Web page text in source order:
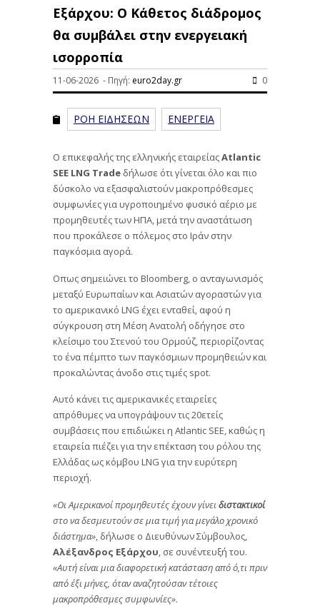
Εξάρχου: O Κάθετος διάδρομος
θα συμβάλει στην ενεργειακή
ισορροπία
11-06-2026 - Πηγή: euro2day.gr 0
ΡΟΗ ΕΙΔΗΣΕΩΝ ΕΝΕΡΓΕΙΑ
Ο επικεφαλής της ελληνικής εταιρείαςAtlantic
SEE LNG Trade δήλωσε ότι γίνεται όλο και πιο
δύσκολο να εξασφαλιστούν μακροπρόθεσμες
συμφωνίες για υγροποιημένο φυσικό αέριο με
προμηθευτές των ΗΠΑ, μετά την αναστάτωση
που προκάλεσε ο πόλεμος στο Ιράν στην
παγκόσμια αγορά.
Οπως σημειώνει το Bloomberg, ο ανταγωνισμός
μεταξύ Ευρωπαίων και Ασιατών αγοραστών για
το αμερικανικό LNG έχει ενταθεί, αφού η
σύγκρουση στη Μέση Ανατολή οδήγησε στο
κλείσιμο του Στενού του Ορμούζ, περιορίζοντας
το ένα πέμπτο των παγκόσμιων προμηθειών και
προκαλώντας άνοδο στις τιμές spot.
Αυτό κάνει τις αμερικανικές εταιρείες
απρόθυμες να υπογράψουν τις 20ετείς
συμβάσεις που επιδιώκει η Atlantic SEE, καθώς η
εταιρεία πιέζει για την επέκταση του ρόλου της
Ελλάδας ως κόμβου LNG για την ευρύτερη
περιοχή.
«Οι Αμερικανοί προμηθευτές έχουν γίνειδιστακτικοί
στο να δεσμευτούν σε μια τιμή για μεγάλο χρονικό
διάστημα», δήλωσε ο Διευθύνων Σύμβουλος,
Αλέξανδρος Εξάρχου, σε συνέντευξή του.
«Αυτή είναι μια διαφορετική κατάσταση από ό,τι πριν
από έξι μήνες, όταν αναζητούσαν τέτοιες
μακροπρόθεσμες συμφωνίες».